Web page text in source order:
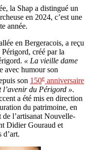
la Shap a distingué un
en 2024, c’est une
année.
en Bergeracois, a reçu
créé par la
« La vieille dame
avec humour son
son 150e anniversaire
l’avenir du Périgord ».
a été mis en direction
du patrimoine, en
de l’artisanat Nouvelle-
Didier Gouraud et
d’art.